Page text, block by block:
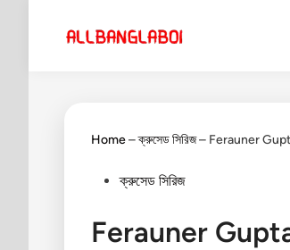
Home–ক্রুসেড সিরিজ– Ferauner
Postedক্রুসেড সিরিজ
Ferauner